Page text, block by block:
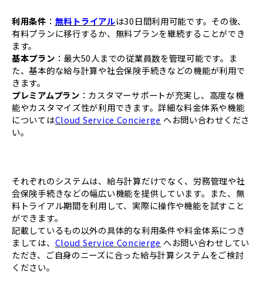
利用条件 ： 無料トライアルは30日間利用可能です。その後、
有料プランに移行するか、無料プランを継続することができ
ます。
基本プラン ：最大50人までの従業員数を管理可能です。ま
た、基本的な給与計算や社会保険手続きなどの機能が利用で
きます。
プレミアムプラン ：カスタマーサポートが充実し、高度な機
能やカスタマイズ性が利用できます。詳細な料金体系や機能
についてはCloud Service Concierge へお問い合わせくださ
い。
それぞれのシステムは、給与計算だけでなく、労務管理や社
会保険手続きなどの幅広い機能を提供しています。また、無
料トライアル期間を利用して、実際に操作や機能を試すこと
ができます。
記載しているもの以外の具体的な利用条件や料金体系につき
ましては、 Cloud Service Concierge へお問い合わせしてい
ただき、ご自身のニーズに合った給与計算システムをご検討
ください。